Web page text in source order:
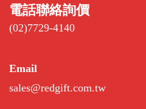
電話聯絡詢價
(02)7729-4140
Email
sales@redgift.com.tw